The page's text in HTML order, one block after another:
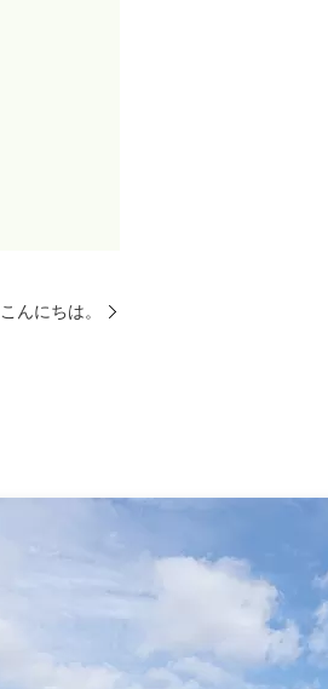
こんにちは。